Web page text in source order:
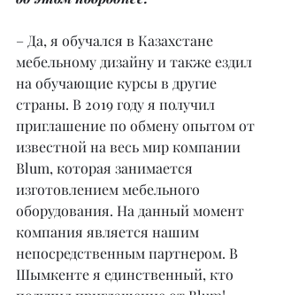
– Да, я обучался в Казахстане
мебельному дизайну и также ездил
на обучающие курсы в другие
страны. В 2019 году я получил
приглашение по обмену опытом от
известной на весь мир компании
Blum, которая занимается
изготовлением мебельного
оборудования. На данный момент
компания является нашим
непосредственным партнером. В
Шымкенте я единственный, кто